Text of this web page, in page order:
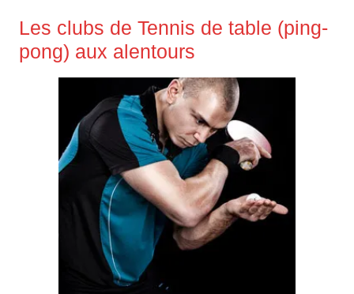
Les clubs de Tennis de table (ping-
pong) aux alentours